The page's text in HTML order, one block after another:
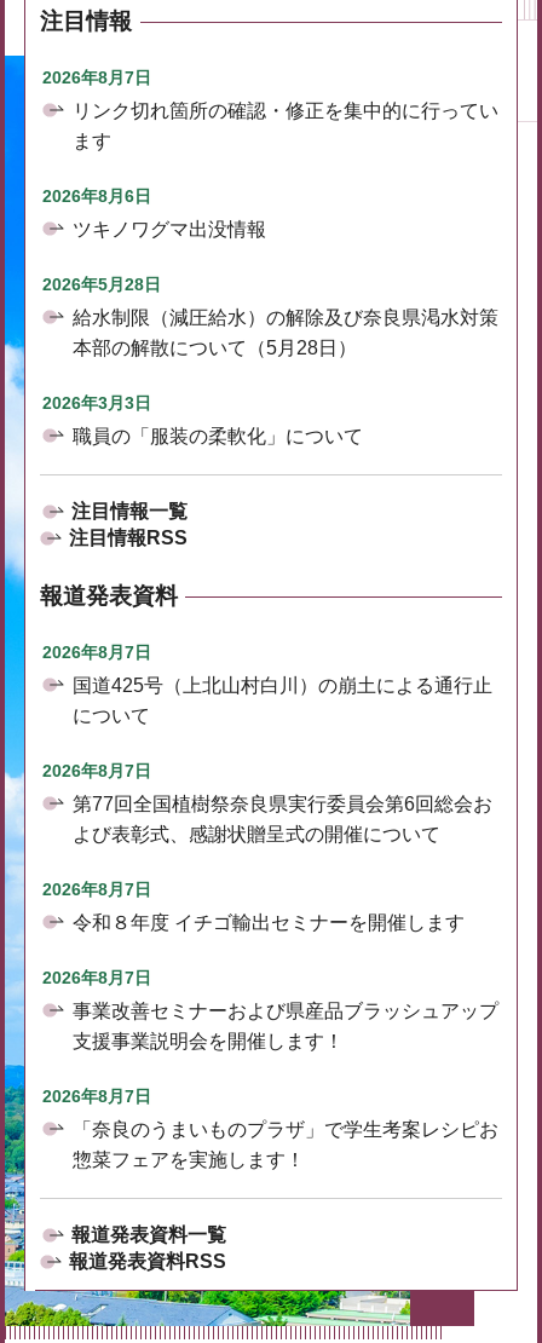
注目情報
2026年8月7日
リンク切れ箇所の確認・修正を集中的に行ってい
ます
2026年8月6日
ツキノワグマ出没情報
2026年5月28日
給水制限（減圧給水）の解除及び奈良県渇水対策
本部の解散について（5月28日）
2026年3月3日
職員の「服装の柔軟化」について
注目情報一覧
注目情報RSS
報道発表資料
2026年8月7日
国道425号（上北山村白川）の崩土による通行止
について
2026年8月7日
第77回全国植樹祭奈良県実行委員会第6回総会お
よび表彰式、感謝状贈呈式の開催について
2026年8月7日
令和８年度 イチゴ輸出セミナーを開催します
2026年8月7日
事業改善セミナーおよび県産品ブラッシュアップ
支援事業説明会を開催します！
2026年8月7日
「奈良のうまいものプラザ」で学生考案レシピお
惣菜フェアを実施します！
報道発表資料一覧
報道発表資料RSS